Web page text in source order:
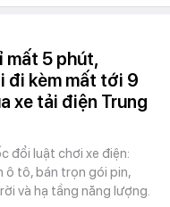
mất 5 phút,
đi kèm mất tới 9
xe tải điện Trung
đổi luật chơi xe điện:
ô tô, bán trọn gói pin,
và hạ tầng năng lượng.